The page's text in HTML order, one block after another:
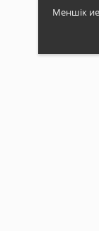
Меншік